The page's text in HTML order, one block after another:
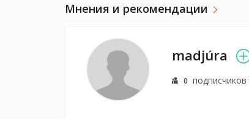
Мнения и рекомендации
madjúra
0 подписчиков